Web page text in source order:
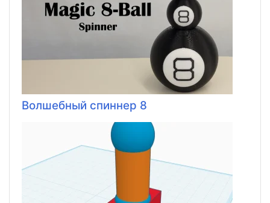
Волшебный спиннер 8